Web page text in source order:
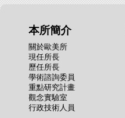
本所簡介
關於歐美所
現任所長
歷任所長
學術諮詢委員
重點研究計畫
觀念實驗室
行政技術人員